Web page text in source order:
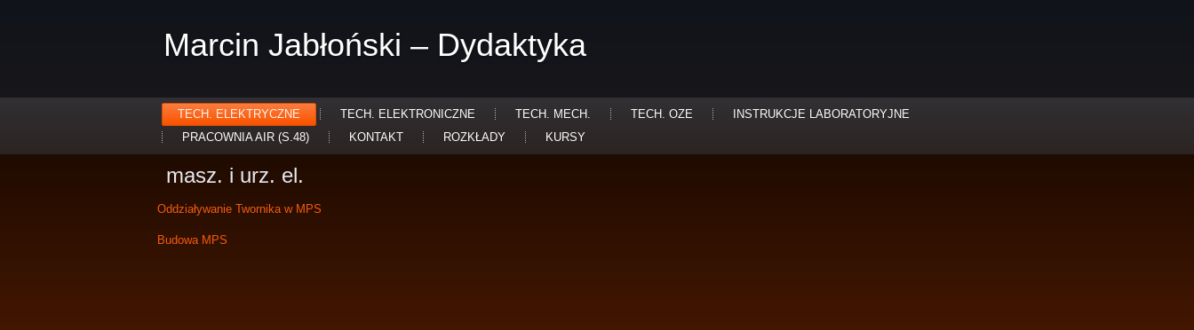
Marcin Jabłoński – Dydaktyka
TECH. ELEKTRYCZNE TECH. ELEKTRONICZNE TECH. MECH. TECH. OZE
INSTRUKCJE LABORATORYJNE
PRACOWNIA AIR (S.48)
KONTAKT ROZKŁADY KURSY
masz. i urz. el.
Oddziaływanie Twornika w MPS
Budowa MPS